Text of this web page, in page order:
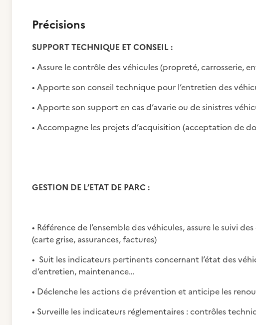
Précisions
SUPPORT TECHNIQUE ET CONSEIL :
• Assure le contrôle des véhicules (propreté, carrosserie,
• Apporte son conseil technique pour l’entretien des
• Apporte son support en cas d’avarie ou de sinistres
• Accompagne les projets d’acquisition (acceptation de
GESTION DE L’ETAT DE PARC :
• Référence de l’ensemble des véhicules, assure le suivi
(carte grise, assurances, factures)
• Suit les indicateurs pertinents concernant l’état des
d’entretien, maintenance…
• Déclenche les actions de prévention et anticipe les
• Surveille les indicateurs réglementaires : contrôles